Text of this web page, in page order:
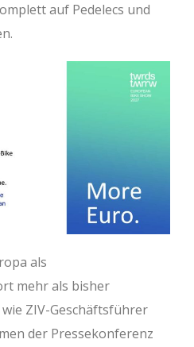
auf Pedelecs und
als
mehr als bisher
ZIV-Geschäftsführer
der Pressekonferenz